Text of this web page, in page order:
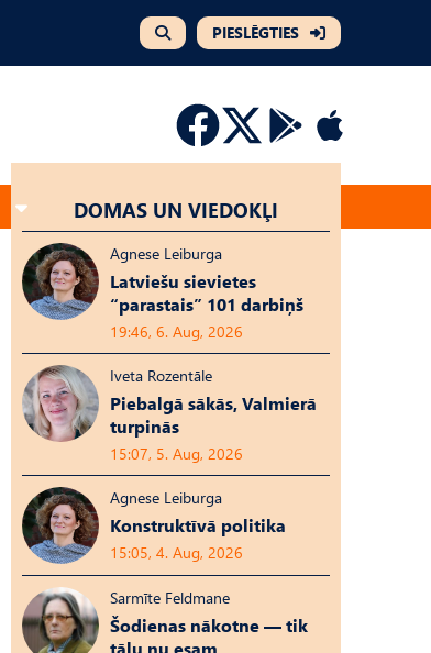
PIESLĒGTIES
DOMAS UN VIEDOKĻI
Agnese Leiburga
Latviešu sievietes
“parastais” 101 darbiņš
19:46, 6. Aug, 2026
Iveta Rozentāle
Piebalgā sākās, Valmierā
turpinās
15:07, 5. Aug, 2026
Agnese Leiburga
Konstruktīvā politika
15:05, 4. Aug, 2026
Sarmīte Feldmane
Šodienas nākotne — tik
tālu nu esam